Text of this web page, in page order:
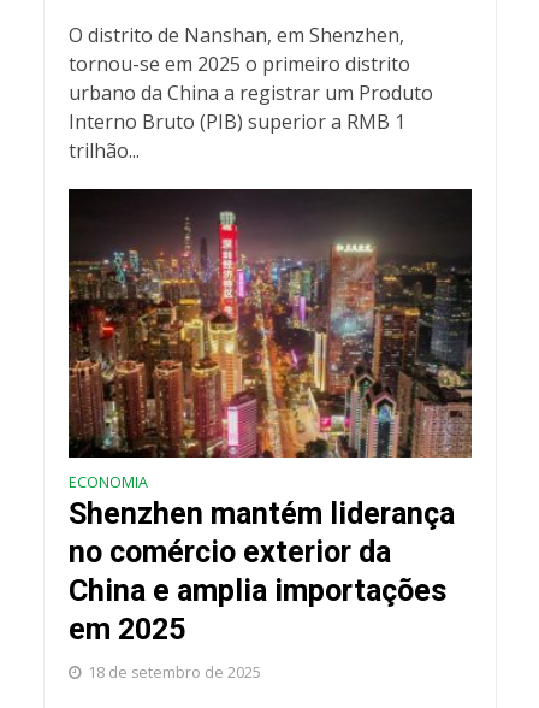
O distrito de Nanshan, em Shenzhen,
tornou-se em 2025 o primeiro distrito
urbano da China a registrar um Produto
Interno Bruto (PIB) superior a RMB 1
trilhão...
ECONOMIA
Shenzhen mantém liderança
no comércio exterior da
China e amplia importações
em 2025
18 de setembro de 2025